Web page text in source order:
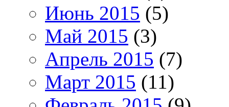
Июнь 2015 (5)
Май 2015 (3)
Апрель 2015 (7)
Март 2015 (11)